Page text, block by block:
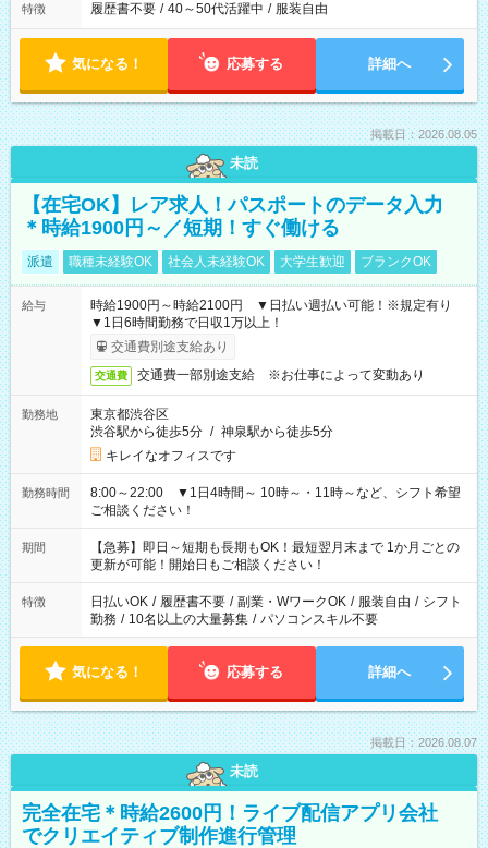
特徴 履歴書不要 / 40～50代活躍中 / 服装自由
気になる！ 応募する 詳細へ
掲載日：2026.08.05
未読
【在宅OK】レア求人！パスポートのデータ入力
＊時給1900円～／短期！すぐ働ける
派遣 職種未経験OK 社会人未経験OK 大学生歓迎 ブランクOK
給与
時給1900円～時給2100円 ▼日払い週払い可能！※規定有り
▼1日6時間勤務で日収1万以上！
交通費別途支給あり
交通費 交通費一部別途支給 ※お仕事によって変動あり
勤務地
東京都渋谷区
渋谷駅から徒歩5分 / 神泉駅から徒歩5分
キレイなオフィスです
勤務時間
8:00～22:00 ▼1日4時間～ 10時～・11時～など、シフト希望
ご相談ください！
期間
【急募】即日～短期も長期もOK！最短翌月末まで 1か月ごとの
更新が可能！開始日もご相談ください！
特徴 日払いOK / 履歴書不要 / 副業・WワークOK / 服装自由 / シフト
勤務 / 10名以上の大量募集 / パソコンスキル不要
気になる！ 応募する 詳細へ
掲載日：2026.08.07
未読
完全在宅＊時給2600円！ライブ配信アプリ会社
でクリエイティブ制作進行管理